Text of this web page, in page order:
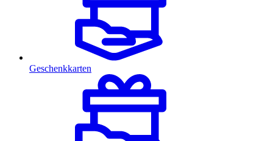
Geschenkkarten